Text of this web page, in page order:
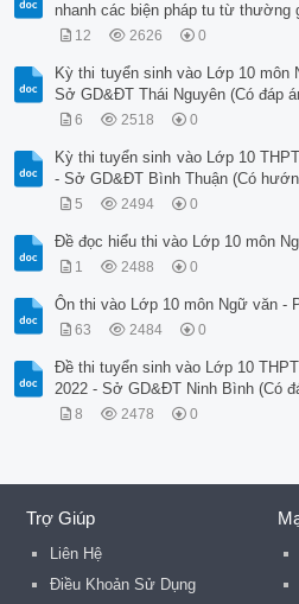
nhanh các biện pháp tu từ thường
12 2626 0
Kỳ thi tuyển sinh vào Lớp 10 môn
Sở GD&ĐT Thái Nguyên (Có đáp
6 2518 0
Kỳ thi tuyển sinh vào Lớp 10
- Sở GD&ĐT Bình Thuận (Có
5 2494 0
Đề đọc hiểu thi vào Lớp 10 môn
1 2488 0
Ôn thi vào Lớp 10 môn Ngữ văn -
63 2484 0
Đề thi tuyển sinh vào Lớp 10
2022 - Sở GD&ĐT Ninh Bình (Có
8 2478 0
Trợ Giúp
Liên Hệ
Điều Khoản Sử Dụng